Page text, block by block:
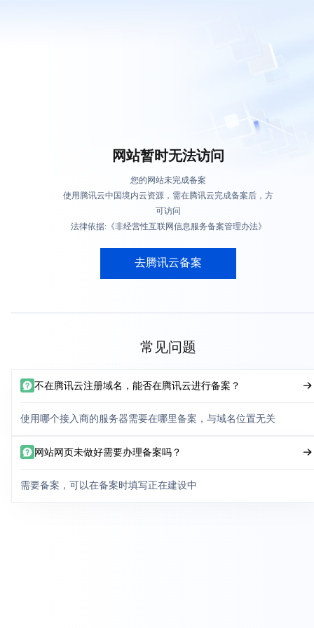
网站暂时无法访问
您的网站未完成备案
使用腾讯云中国境内云资源，需在腾讯云完成备案后，方
可访问
法律依据:《非经营性互联网信息服务备案管理办法》
去腾讯云备案
常见问题
不在腾讯云注册域名，能否在腾讯云进行备案？
使用哪个接入商的服务器需要在哪里备案，与域名位置无关
网站网页未做好需要办理备案吗？
需要备案，可以在备案时填写正在建设中